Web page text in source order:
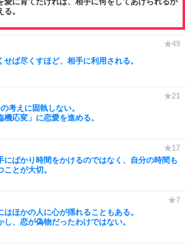
る。
せば尽くすほど、相手に利用される。
考えに固執しない。
機応変」に恋愛を進める。
にばかり時間をかけるのではなく、自分の時間も
ことが大切。
はほかの人に心が揺れることもある。
し、恋が偽物だったわけではない。